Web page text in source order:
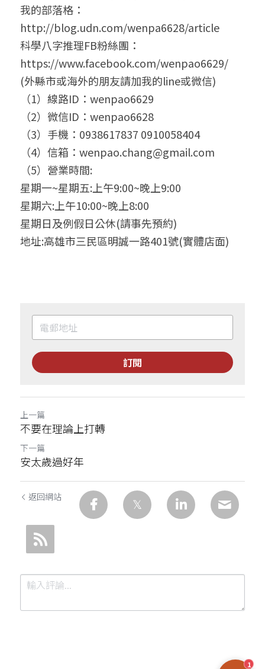
我的部落格：
http://blog.udn.com/wenpa6628/article
科學八字推理FB粉絲團：
https://www.facebook.com/wenpao6629/
(外縣市或海外的朋友請加我的line或微信)
（1）線路ID：wenpao6629
（2）微信ID：wenpao6628
（3）手機：0938617837 0910058404
（4）信箱：wenpao.chang@gmail.com
（5）營業時間:
星期一~星期五:上午9:00~晚上9:00
星期六:上午10:00~晚上8:00
星期日及例假日公休(請事先預約)
地址:高雄市三民區明誠一路401號(實體店面)
訂閱
上一篇
不要在理論上打轉
下一篇
安太歲過好年
返回網站
1